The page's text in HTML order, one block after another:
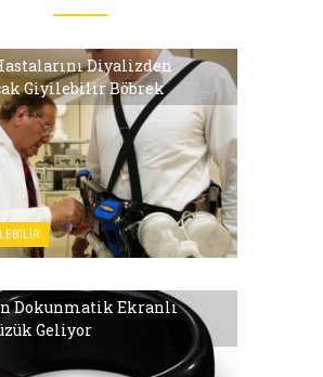
Diyalizden
Giyilebilir Böbrek
Dokunmatik Ekranlı
Geliyor